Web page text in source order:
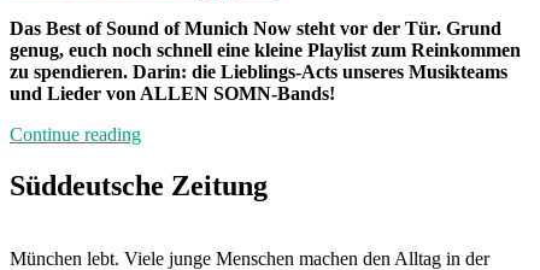
Das Best of Sound of Munich Now steht vor der Tür. Grund
genug, euch noch schnell eine kleine Playlist zum Reinkommen
zu spendieren. Darin: die Lieblings-Acts unseres Musikteams
und Lieder von ALLEN SOMN-Bands!
Continue reading„Sound
Munich
Now
Lieblingsplaylist“
Süddeutsche Zeitung
München lebt. Viele junge Menschen machen den Alltag in der